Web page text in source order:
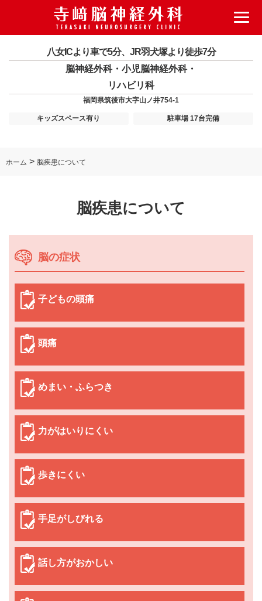
八女ICより車で5分、JR羽犬塚より徒歩7分
脳神経外科・小児脳神経外科・
リハビリ科
福岡県筑後市大字山ノ井754-1
キッズスペース有り 駐車場 17台完備
ホーム > 脳疾患について
脳疾患について
脳の症状
子どもの頭痛
頭痛
めまい・ふらつき
力がはいりにくい
歩きにくい
手足がしびれる
話し方がおかしい